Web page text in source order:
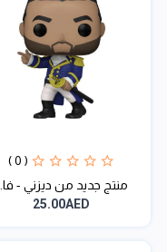
( 0 )
منتج جديد من ديزني - فا...
25.00AED